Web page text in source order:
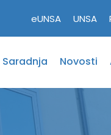
eUNSA UNSA
Saradnja Novosti